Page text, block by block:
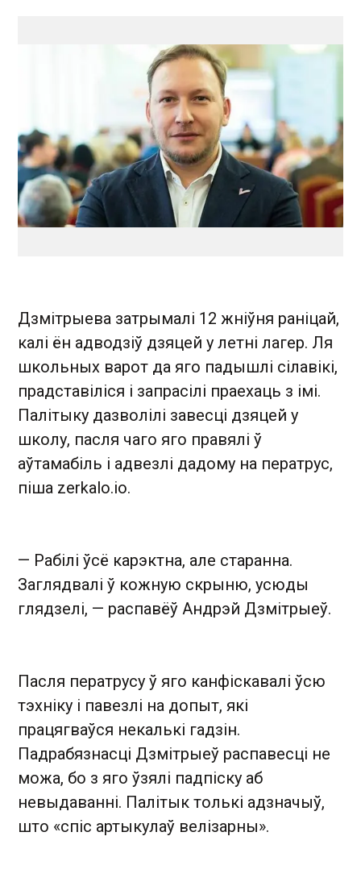
Дзмітрыева затрымалі 12 жніўня раніцай,
калі ён адводзіў дзяцей у летні лагер. Ля
школьных варот да яго падышлі сілавікі,
прадставіліся і запрасілі праехаць з імі.
Палітыку дазволілі завесці дзяцей у
школу, пасля чаго яго правялі ў
аўтамабіль і адвезлі дадому на ператрус,
піша zerkalo.io.
— Рабілі ўсё карэктна, але старанна.
Заглядвалі ў кожную скрыню, усюды
глядзелі, — распавёў Андрэй Дзмітрыеў.
Пасля ператрусу ў яго канфіскавалі ўсю
тэхніку і павезлі на допыт, які
працягваўся некалькі гадзін.
Падрабязнасці Дзмітрыеў распавесці не
можа, бо з яго ўзялі падпіску аб
невыдаванні. Палітык толькі адзначыў,
што «спіс артыкулаў велізарны».